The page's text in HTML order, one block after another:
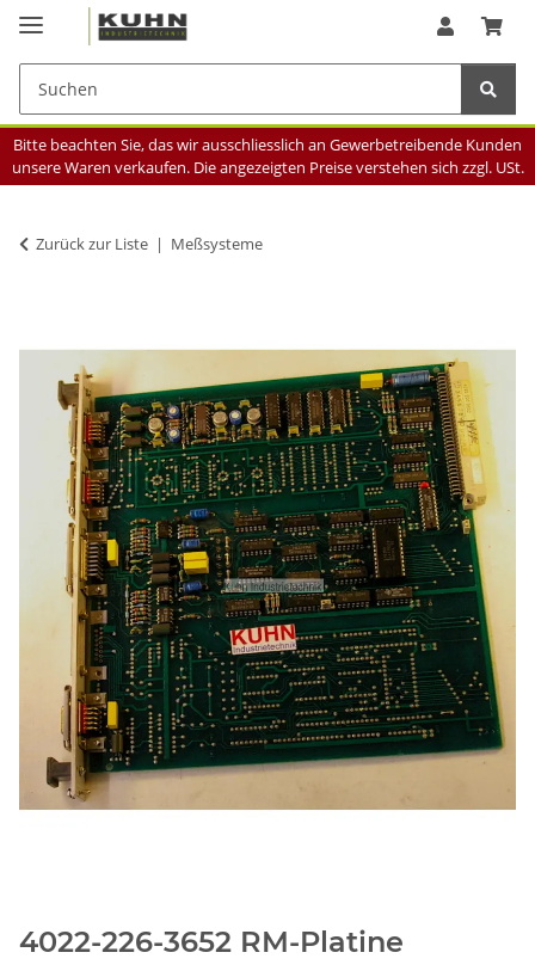
Bitte beachten Sie, das wir ausschliesslich an Gewerbetreibende Kunden
unsere Waren verkaufen. Die angezeigten Preise verstehen sich zzgl. USt.
Zurück zur Liste Meßsysteme
4022-226-3652 RM-Platine